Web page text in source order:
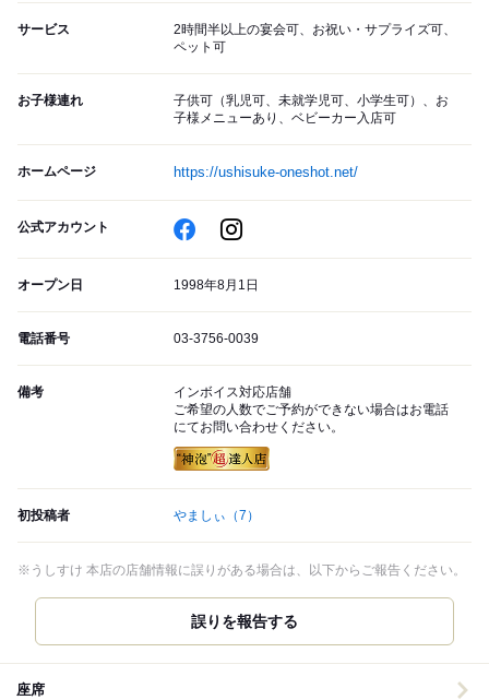
サービス
2時間半以上の宴会可、お祝い・サプライズ可、
ペット可
お子様連れ
子供可（乳児可、未就学児可、小学生可）、お
子様メニューあり、ベビーカー入店可
ホームページ https://ushisuke-oneshot.net/
公式アカウント
オープン日 1998年8月1日
電話番号 03-3756-0039
備考
インボイス対応店舗
ご希望の人数でご予約ができない場合はお電話
にてお問い合わせください。
初投稿者 やましぃ （7）
※うしすけ 本店の店舗情報に誤りがある場合は、以下からご報告ください。
誤りを報告する
座席